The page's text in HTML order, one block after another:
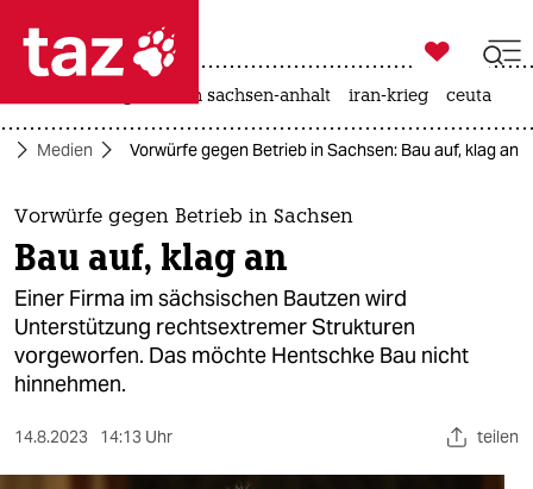
 taz zahl ich
taz zahl ich
themen
politik
öko
gesellschaft
kultur

taz zahl ich
landtagswahl in sachsen-anhalt iran-krieg ceuta
Medien Vorwürfe gegen Betrieb in Sachsen: Bau auf, klag an
Vorwürfe gegen Betrieb in Sachsen
Bau auf, klag an
Einer Firma im sächsischen Bautzen wird
Unterstützung rechtsextremer Strukturen
vorgeworfen. Das möchte Hentschke Bau nicht
hinnehmen.
14.8.2023 14:13 Uhr teilen